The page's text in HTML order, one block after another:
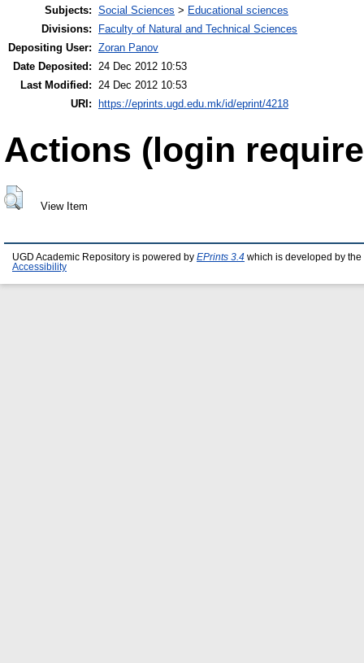
Subjects: Social Sciences > Educational sciences
Divisions:
Faculty of Natural and Technical Sciences
Depositing User: Zoran Panov
Date Deposited: 24 Dec 2012 10:53
Last Modified: 24 Dec 2012 10:53
URI:
https://eprints.ugd.edu.mk/id/eprint/4218
Actions (login
View Item
UGD Academic Repository is powered by EPrints 3.4 which is developed by the
Accessibility